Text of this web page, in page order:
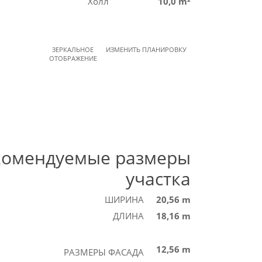
ЗЕРКАЛЬНОЕ
ОТОБРАЖЕНИЕ
ИЗМЕНИТЬ ПЛАНИРОВКУ
размеры
участка
ШИРИНА
20,56 m
ДЛИНА
18,16 m
РАЗМЕРЫ ФАСАДА 12,56 m